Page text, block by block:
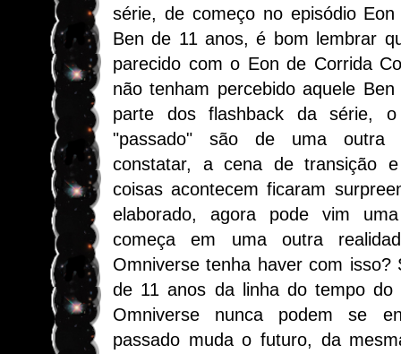
série, de começo no episódio
Ben de 11 anos, é bom lembrar
parecido com o Eon de Corrida
não tenham percebido aquele
parte dos flashback da série,
"passado" são de uma outra
constatar, a cena de transição
coisas acontecem ficaram
elaborado, agora pode vim
começa em uma outra
Omniverse tenha haver com isso?
de 11 anos da linha do tempo
Omniverse nunca podem se
passado muda o futuro, da